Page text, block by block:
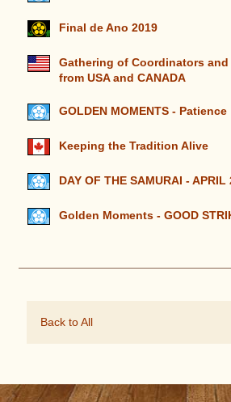
Final de Ano 2019
Gathering of Coordinators
from USA and CANADA
GOLDEN MOMENTS - Patience
Keeping the Tradition Alive
DAY OF THE SAMURAI - APRIL
Golden Moments - GOOD
Back to All